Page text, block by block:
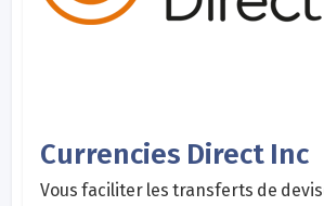
Currencies Direct Inc
Vous faciliter les transferts de